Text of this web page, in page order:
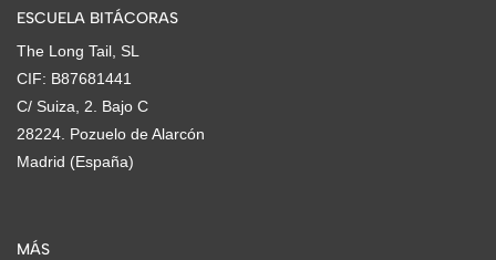
ESCUELA BITÁCORAS
The Long Tail, SL
CIF: B87681441
C/ Suiza, 2. Bajo C
28224. Pozuelo de Alarcón
Madrid (España)
MÁS